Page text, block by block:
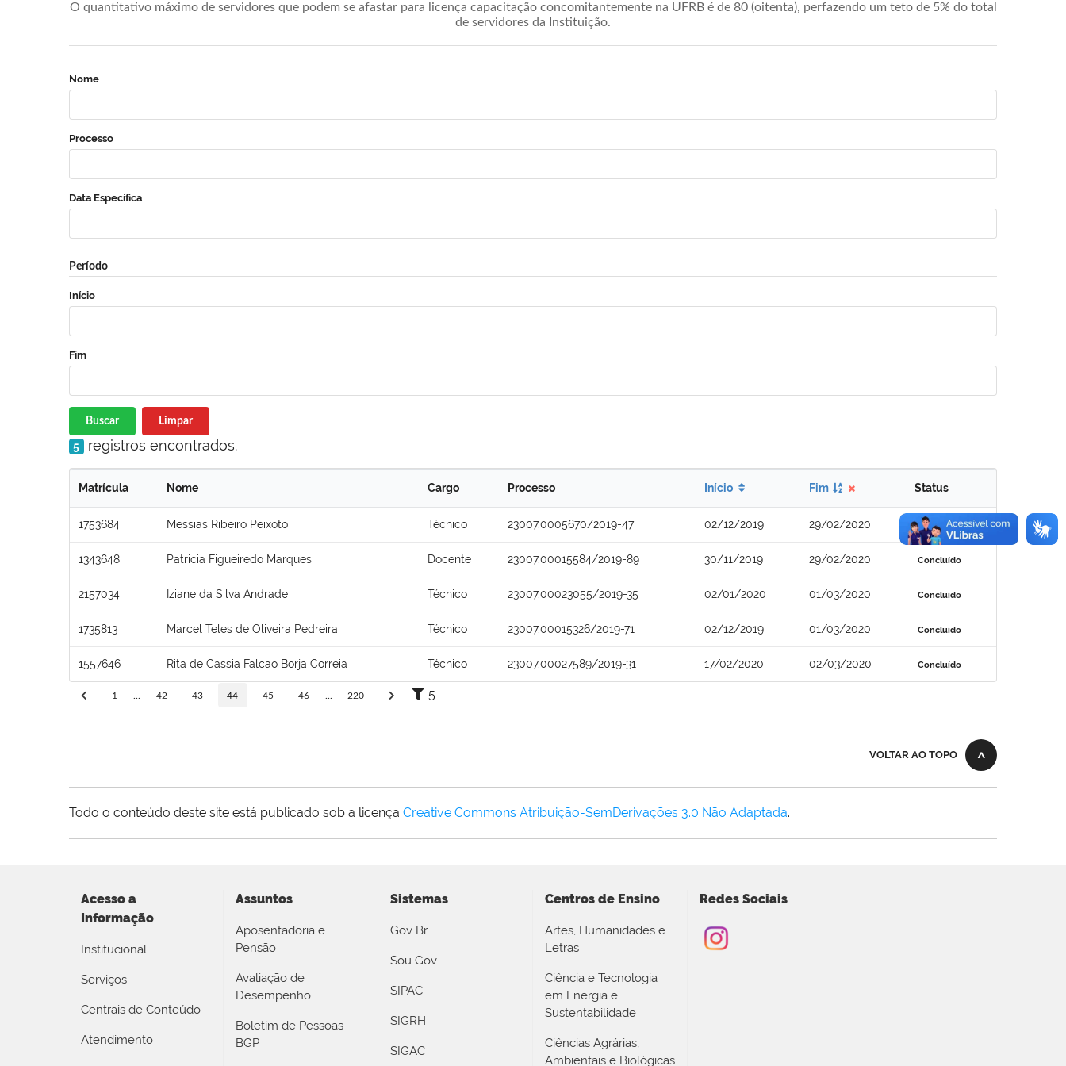
O quantitativo máximo de servidores que podem se afastar para licença capacitação concomitantemente na UFRB é de 80 (oitenta), perfazendo um teto de 5% do total
de servidores da Instituição.
Nome
Processo
Data Específica
Período
Início
Fim
Buscar Limpar
5 registros encontrados.
Matrícula Nome Cargo Processo Início Fim Status
1753684 Messias Ribeiro Peixoto Técnico 23007.0005670/2019-47 02/12/2019 29/02/2020 Concluído
1343648 Patricia Figueiredo Marques Docente 23007.00015584/2019-89 30/11/2019 29/02/2020 Concluído
2157034 Iziane da Silva Andrade Técnico 23007.00023055/2019-35 02/01/2020 01/03/2020 Concluído
1735813 Marcel Teles de Oliveira Pedreira Técnico 23007.00015326/2019-71 02/12/2019 01/03/2020 Concluído
1557646 Rita de Cassia Falcao Borja Correia Técnico 23007.00027589/2019-31 17/02/2020 02/03/2020 Concluído
1 42 43 44 45 46 220 5
VOLTAR AO TOPO
Todo o conteúdo deste site está publicado sob a licença Creative Commons Atribuição-SemDerivações 3.0 Não Adaptada.
Acesso a
Informação
Institucional
Serviços
Centrais de Conteúdo
Atendimento
Assuntos
Aposentadoria e
Pensão
Avaliação de
Desempenho
Boletim de Pessoas -
BGP
Sistemas
Gov Br
Sou Gov
SIPAC
SIGRH
SIGAC
Centros de Ensino
Artes, Humanidades e
Letras
Ciência e Tecnologia
em Energia e
Sustentabilidade
Ciências Agrárias,
Ambientais e Biológicas
Redes Sociais